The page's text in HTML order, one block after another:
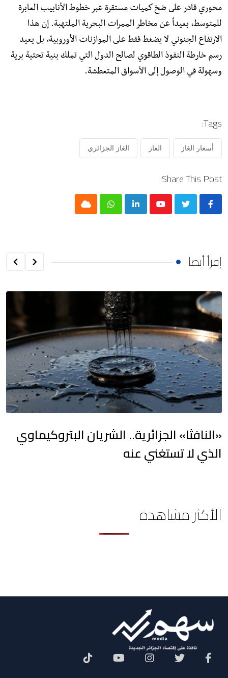
محوري قادر على ضخ كميات مستقرة عبر خطوط الأنابيب العابرة
للمتوسط، بعيداً عن مخاطر الممرات البحرية الملتهبة. إن هذا
الارتفاع الجنوني لا يضغط فقط على الموازنات الأوروبية، بل يعيد
رسم خارطة النفوذ الطاقوي لصالح الدول التي تملك بنية تحتية برية
وسهولة في الوصول إلى الأسواق المتعطشة.
Tags:
أسعار الغاز الغاز الغاز الجزائري
Share This Post:
Youtube
LinkedIn
Whatsapp
Cloud
إقرأ أيضا
​«النافثا» الجزائرية.. الشريان البتروكيماوي
الذي لا تستغني عنه
الأكثر مشاهدة